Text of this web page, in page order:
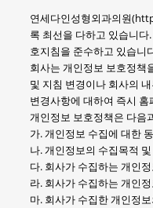
연세다인성형외과의원
록 최선을 다하고 있습니
호지침을 준수하고 있습니
회사는 개인정보 보호정책
및 지침 변경이나 회사의
변경사항에 대하여 즉시
개인정보 보호정책은 다음
가. 개인정보 수집에 대한
나. 개인정보의 수집목적
다. 회사가 수집하는 개인
라. 회사가 수집하는 개인
마. 회사가 수집한 개인정